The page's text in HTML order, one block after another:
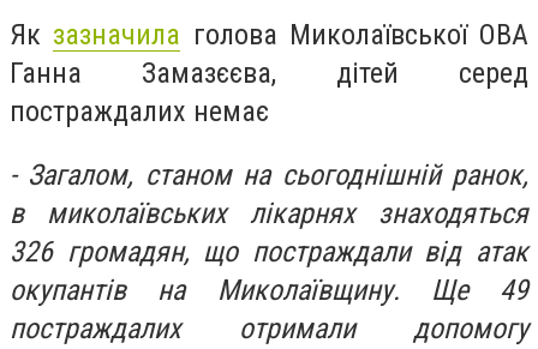
Як зазначила голова Миколаївської ОВА
Ганна Замазєєва, дітей серед
постраждалих немає
- Загалом, станом на сьогоднішній ранок,
в миколаївських лікарнях знаходяться
326 громадян, що постраждали від атак
окупантів на Миколаївщину. Ще 49
постраждалих отримали допомогу